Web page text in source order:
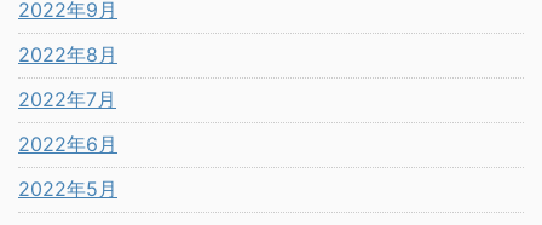
2022年9月
2022年8月
2022年7月
2022年6月
2022年5月